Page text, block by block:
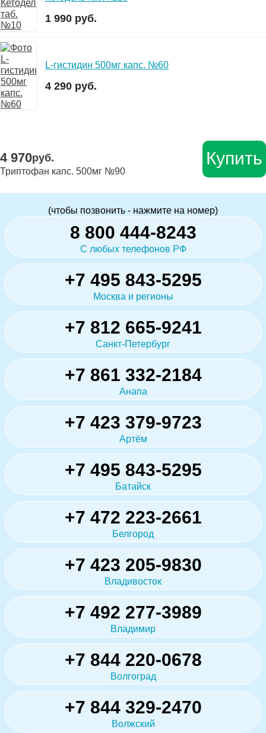
1 990 руб.
L-гистидин 500мг капс. №60
4 290 руб.
4 970руб.
Триптофан капс. 500мг №90
Купить
(чтобы позвонить - нажмите на номер)
8 800 444-8243
С любых телефонов РФ
+7 495 843-5295
Москва и регионы
+7 812 665-9241
Санкт-Петербург
+7 861 332-2184
Анапа
+7 423 379-9723
Артём
+7 495 843-5295
Батайск
+7 472 223-2661
Белгород
+7 423 205-9830
Владивосток
+7 492 277-3989
Владимир
+7 844 220-0678
Волгоград
+7 844 329-2470
Волжский